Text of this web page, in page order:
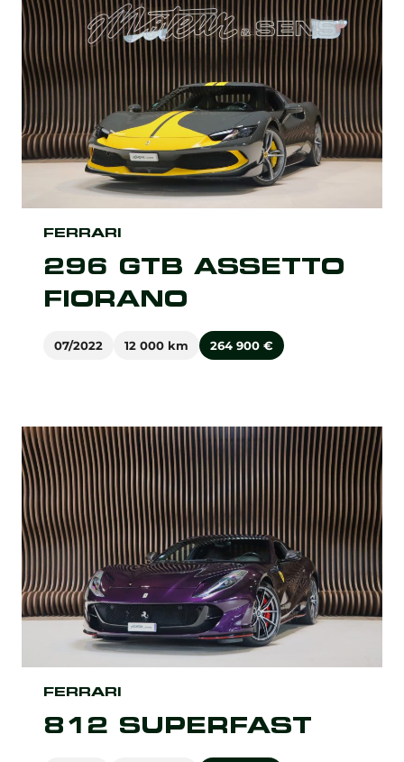
296 GTB ASSETTO
FIORANO
FERRARI
07/2022 12 000 km 264 900 €
812 SUPERFAST
FERRARI